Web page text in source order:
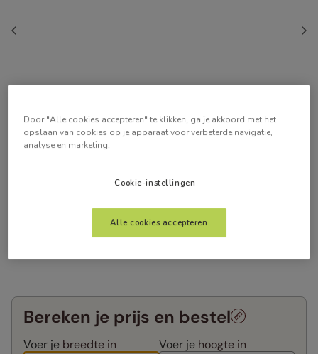
Bereken je prijs en bestel
Voer je breedte in Voer je hoogte in
Door "Alle cookies accepteren" te klikken, ga je akkoord met het
opslaan van cookies op je apparaat voor verbeterde navigatie,
analyse en marketing.
Cookie-instellingen
Alle cookies accepteren